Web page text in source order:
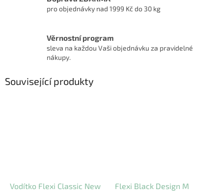
pro objednávky nad 1999 Kč do 30 kg
Věrnostní program
sleva na každou Vaši objednávku za pravidelné
nákupy.
Související produkty
Vodítko Flexi Classic New
Flexi Black Design M